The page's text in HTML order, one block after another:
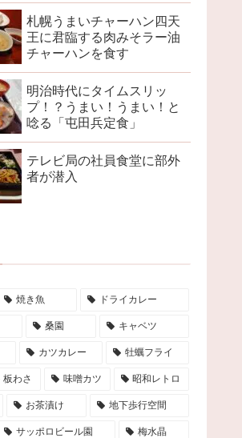
札幌うまいチャーハン四天
王に君臨する肉みそラー油
チャーハンを食す
明治時代にタイムスリッ
プ！？うまい！うまい！と
唸る「屯田兵定食」
テレビ局の社員食堂に部外
者が潜入
焼き魚 ドライカレー
桑園 キャベツ
カツカレー 牡蠣フライ
板わさ 味噌カツ 昭和レトロ
お茶漬け 地下歩行空間
サッポロビール園 梅水晶